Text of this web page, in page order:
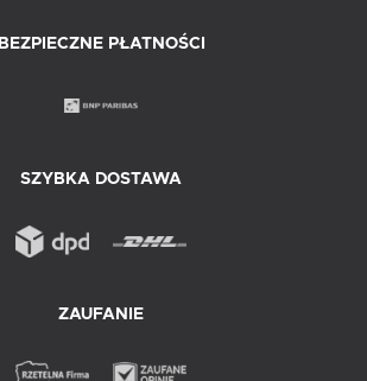
BEZPIECZNE PŁATNOŚCI
SZYBKA DOSTAWA
ZAUFANIE